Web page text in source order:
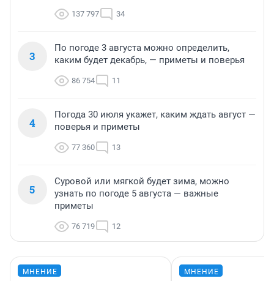
137 797 34
3
По погоде 3 августа можно определить,
каким будет декабрь, — приметы и поверья
86 754 11
4
Погода 30 июля укажет, каким ждать август —
поверья и приметы
77 360 13
5
Суровой или мягкой будет зима, можно
узнать по погоде 5 августа — важные
приметы
76 719 12
МНЕНИЕ МНЕНИЕ